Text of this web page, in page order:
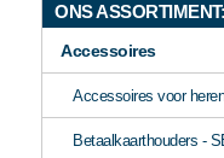
ONS ASSORTIMENT:
Accessoires
Accessoires voor heren
Betaalkaarthouders -